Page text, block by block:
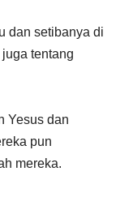
dan setibanya di
tentang
Yesus dan
pun
mereka.